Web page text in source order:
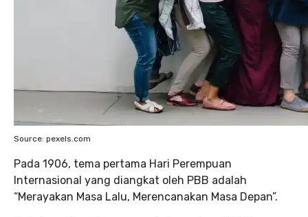
Source: pexels.com
Pada 1906, tema pertama Hari Perempuan
Internasional yang diangkat oleh PBB adalah
“Merayakan Masa Lalu, Merencanakan Masa Depan”.